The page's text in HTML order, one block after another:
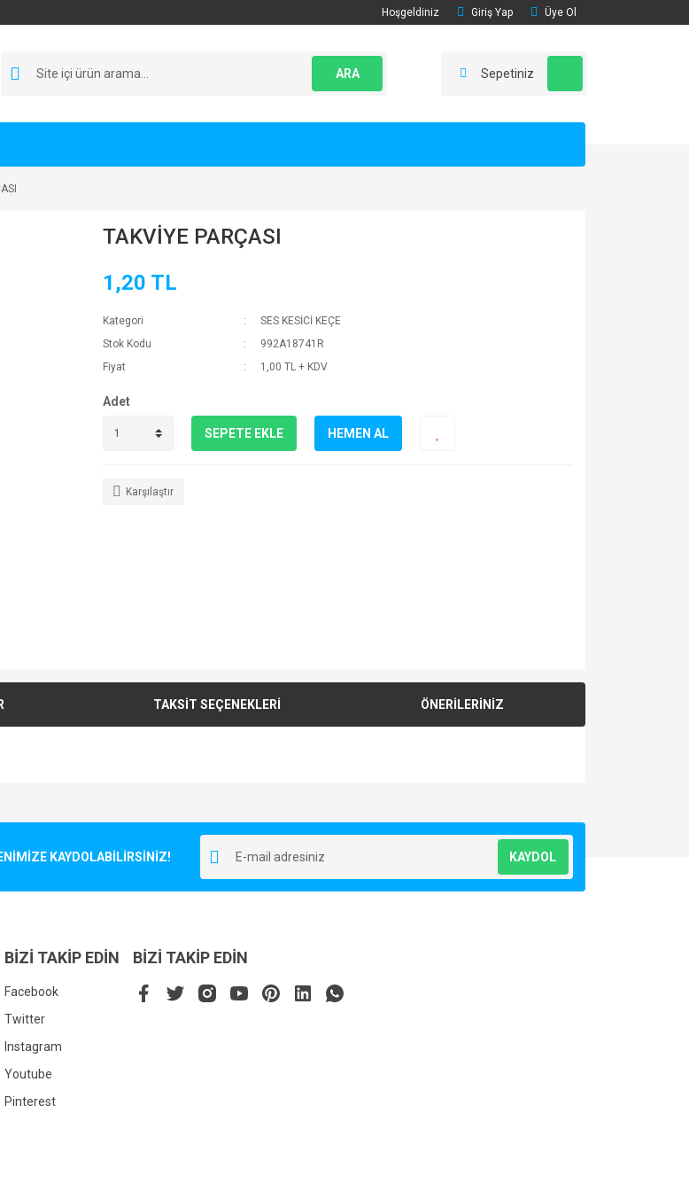
Hoşgeldiniz Giriş Yap Üye Ol
ARA Sepetiniz
TAKVİYE PARÇASI
1,20 TL
Kategori
SES KESİCİ KEÇE
Stok Kodu
992A18741R
Fiyat
1,00 TL + KDV
Adet
SEPETE EKLE HEMEN AL
Karşılaştır
TAKSİT SEÇENEKLERİ ÖNERİLERİNİZ
KAYDOLABİLİRSİNİZ! KAYDOL
BİZİ TAKİP EDİN
Facebook
Twitter
Instagram
Youtube
Pinterest
BİZİ TAKİP EDİN